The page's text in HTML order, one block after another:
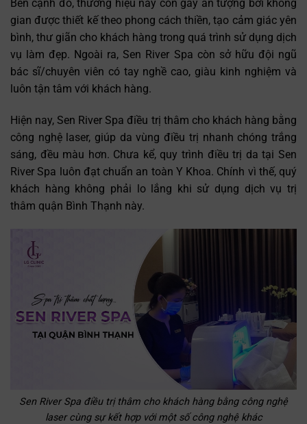
Bên cạnh đó, thương hiệu này còn gây ấn tượng bởi không
gian được thiết kế theo phong cách thiền, tạo cảm giác yên
bình, thư giãn cho khách hàng trong quá trình sử dụng dịch
vụ làm đẹp. Ngoài ra, Sen River Spa còn sở hữu đội ngũ
bác sĩ/chuyên viên có tay nghề cao, giàu kinh nghiệm và
luôn tận tâm với khách hàng.
Hiện nay, Sen River Spa điều trị thâm cho khách hàng bằng
công nghệ laser, giúp da vùng điều trị nhanh chóng trắng
sáng, đều màu hơn. Chưa kể, quy trình điều trị da tại Sen
River Spa luôn đạt chuẩn an toàn Y Khoa. Chính vì thế, quý
khách hàng không phải lo lắng khi sử dụng dịch vụ trị
thâm quận Bình Thạnh này.
Sen River Spa điều trị thâm cho khách hàng bằng công nghệ
laser cùng sự kết hợp với một số công nghệ khác